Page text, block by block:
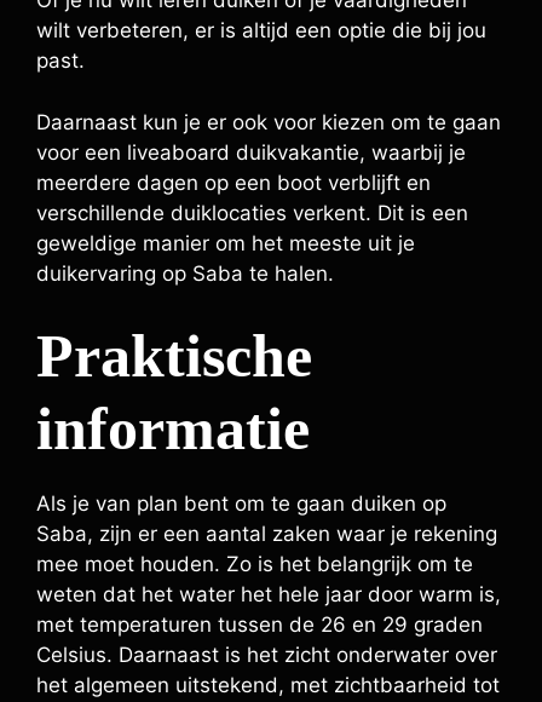
wilt verbeteren, er is altijd een optie die bij jou
past.
Daarnaast kun je er ook voor kiezen om te gaan
voor een liveaboard duikvakantie, waarbij je
meerdere dagen op een boot verblijft en
verschillende duiklocaties verkent. Dit is een
geweldige manier om het meeste uit je
duikervaring op Saba te halen.
Praktische
informatie
Als je van plan bent om te gaan duiken op
Saba, zijn er een aantal zaken waar je rekening
mee moet houden. Zo is het belangrijk om te
weten dat het water het hele jaar door warm is,
met temperaturen tussen de 26 en 29 graden
Celsius. Daarnaast is het zicht onderwater over
het algemeen uitstekend, met zichtbaarheid tot